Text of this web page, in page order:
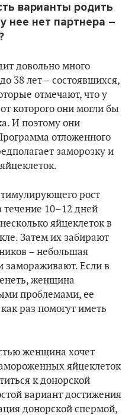
варианты родить
нее нет партнера –
довольно много
38 лет – состоявшихся,
отмечают, что у
которого они могли бы
И поэтому они
отложенного
заморозку и
рост
течение 10–12 дней
яйцеклеток в
Затем их забирают
– небольшая
замораживают. Если в
женщина
проблемами, ее
раз помогут иметь
женщина хочет
яйцеклеток
к донорской
вариант достижения
донорской спермой,